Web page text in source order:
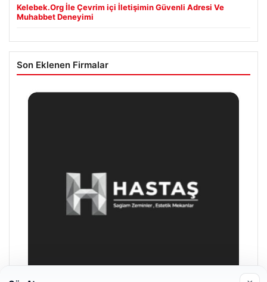
Kelebek.Org İle Çevrim içi İletişimin Güvenli Adresi Ve
Muhabbet Deneyimi
Son Eklenen Firmalar